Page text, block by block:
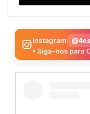
Instagram
• Siga-nos para